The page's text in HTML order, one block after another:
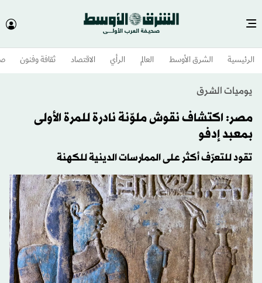
الرئيسية الشرق الأوسط​ العالم الرأي الاقتصاد ثقافة وفنون
يوميات الشرق
مصر: اكتشاف نقوش ملوّنة نادرة للمرة الأولى
بمعبد إدفو
تقود للتعرّف أكثر على الممارسات الدينية للكهنة